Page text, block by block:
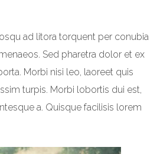
ad litora torquent per conubia
Sed pharetra dolor et ex
Morbi nisi leo, laoreet quis
turpis. Morbi lobortis dui est,
a. Quisque facilisis lorem